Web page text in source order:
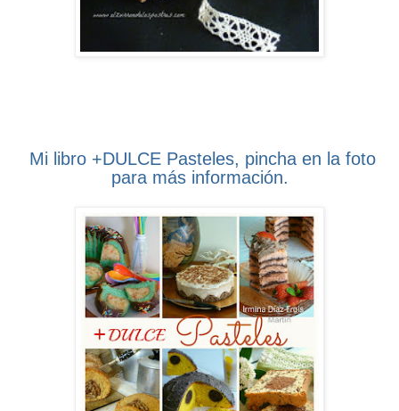
Mi libro +DULCE Pasteles, pincha en la foto
para más información.